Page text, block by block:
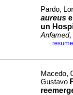
Pardo,
aureus
un
Anfamed,
·
Macedo,
Gustavo